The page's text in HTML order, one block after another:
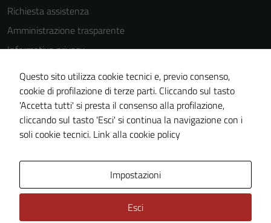
Richiesta assistenza
Amministrazione trasparente
Informativa privacy
Cookie Policy
Note legali
Dichiarazione di accessibilità
Piano di miglioramento del sito
Questo sito utilizza cookie tecnici e, previo consenso,
cookie di profilazione di terze parti. Cliccando sul tasto
'Accetta tutti' si presta il consenso alla profilazione,
cliccando sul tasto 'Esci' si continua la navigazione con i
soli cookie tecnici. Link alla cookie policy
Impostazioni
Esci